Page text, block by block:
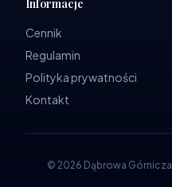
Informacje
Cennik
Regulamin
Polityka prywatności
Kontakt
© 2026 Dąbrowa Górnicza